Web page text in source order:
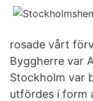
rosade vårt
Byggherre var
Stockholm var
utfördes i form